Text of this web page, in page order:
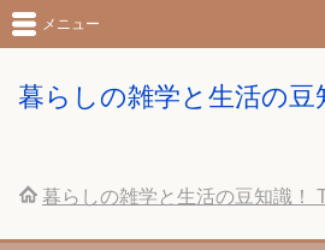
暮らしの雑学と生活の豆
メニュー
暮らしの雑学と生活の豆知識！